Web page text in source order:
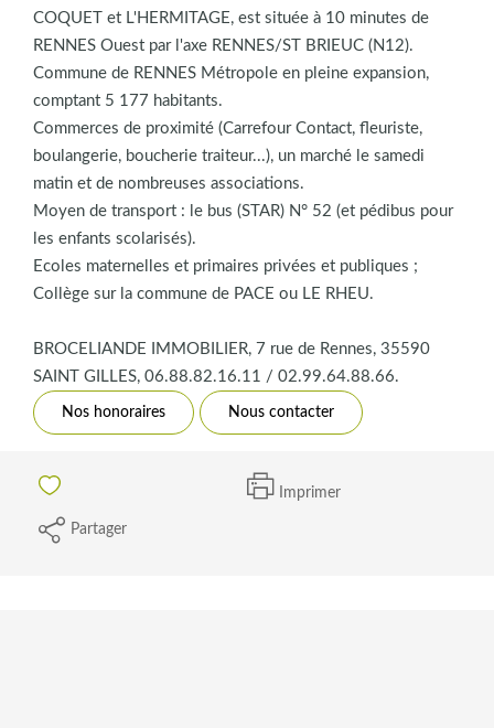
COQUET et L'HERMITAGE, est située à 10 minutes de
RENNES Ouest par l'axe RENNES/ST BRIEUC (N12).
Commune de RENNES Métropole en pleine expansion,
comptant 5 177 habitants.
Commerces de proximité (Carrefour Contact, fleuriste,
boulangerie, boucherie traiteur...), un marché le samedi
matin et de nombreuses associations.
Moyen de transport : le bus (STAR) N° 52 (et pédibus pour
les enfants scolarisés).
Ecoles maternelles et primaires privées et publiques ;
Collège sur la commune de PACE ou LE RHEU.
BROCELIANDE IMMOBILIER, 7 rue de Rennes, 35590
SAINT GILLES, 06.88.82.16.11 / 02.99.64.88.66.
Nos honoraires Nous contacter
Imprimer
Partager